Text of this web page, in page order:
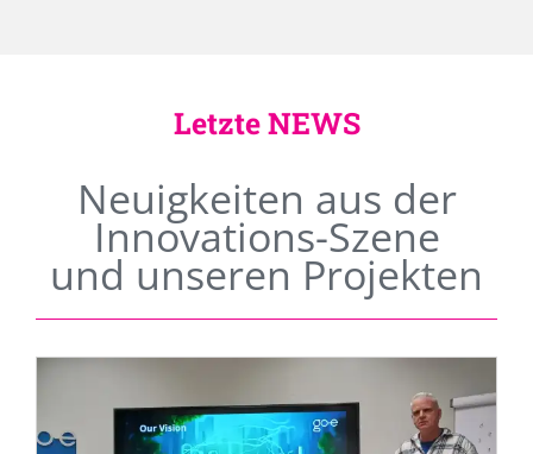
Letzte NEWS
Neuigkeiten aus der
Innovations-Szene
und unseren Projekten